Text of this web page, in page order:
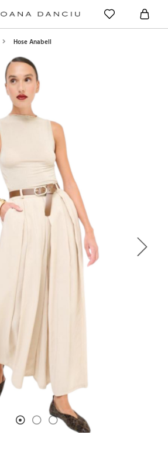
Hose Anabell
Next